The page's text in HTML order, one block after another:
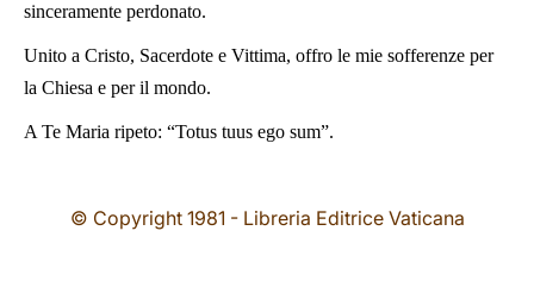
sinceramente perdonato.
Unito a Cristo, Sacerdote e Vittima, offro le mie sofferenze per
la Chiesa e per il mondo.
A Te Maria ripeto: “Totus tuus ego sum”.
© Copyright 1981 - Libreria Editrice Vaticana